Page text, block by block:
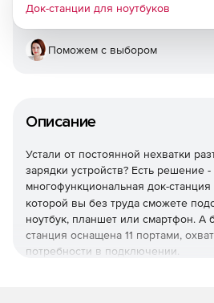
Описание
Устали от постоянной нехватки
зарядки устройств? Есть решение
многофункциональная док-станция
которой вы без труда сможете
ноутбук, планшет или смартфон. А
станция оснащена 11 портами,
потребности в подключении.
Док-станции для ноутбуков
Поможем с выбором